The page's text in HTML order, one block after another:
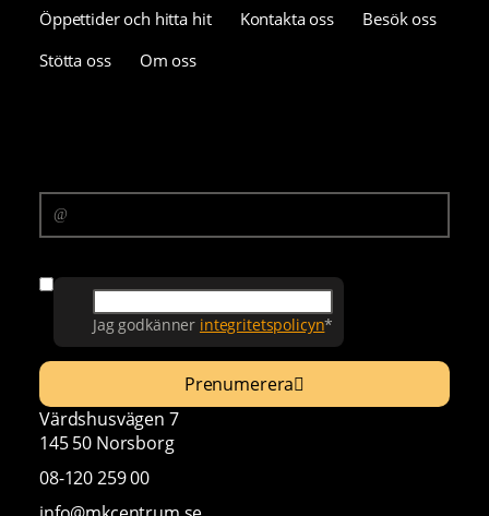
Öppettider och hitta hit Kontakta oss
Besök oss
Stötta oss
Om oss
Jag godkänner integritetspolicyn*
Prenumerera
Värdshusvägen 7
145 50 Norsborg
08-120 259 00